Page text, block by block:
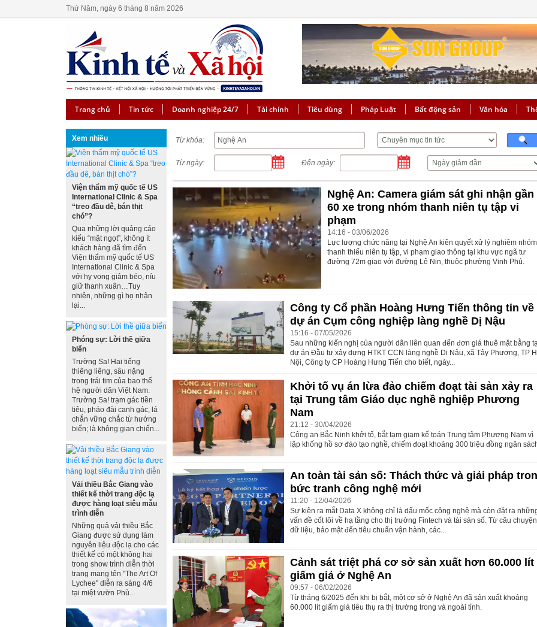
Thứ Năm, ngày 6 tháng 8 năm 2026
Trang chủ Tin tức Doanh nghiệp 24/7 Tài chính Tiêu dùng Pháp Luật Bất động sản Văn hóa
Xem nhiều
Viện thẩm mỹ quốc tế US
International Clinic & Spa
“treo đầu dê, bán thịt
chó”?
Qua những lời quảng cáo
kiểu “mật ngọt”, không ít
khách hàng đã tìm đến
Viện thẩm mỹ quốc tế US
International Clinic & Spa
với hy vọng giảm béo, níu
giữ thanh xuân…Tuy
nhiên, những gì họ nhận
lại...
Phóng sự: Lời thề giữa
biển
Trường Sa! Hai tiếng
thiêng liêng, sâu nặng
trong trái tim của bao thế
hệ người dân Việt Nam.
Trường Sa! trạm gác tiền
tiêu, pháo đài canh gác, lá
chắn vững chắc từ hướng
biển; là không gian chiến...
Vải thiều Bắc Giang vào
thiết kế thời trang độc lạ
được hàng loạt siêu mẫu
trình diễn
Những quả vải thiều Bắc
Giang được sử dụng làm
nguyên liệu độc lạ cho các
thiết kế có một không hai
trong show trình diễn thời
trang mang tên "The Art Of
Lychee" diễn ra sáng 4/6
tại miệt vườn Phù...
Từ khóa:
Từ ngày: Đến ngày:
Nghệ An: Camera giám sát ghi nhận gần
60 xe trong nhóm thanh niên tụ tập vi
phạm
14:16 - 03/06/2026
Lực lượng chức năng tại Nghệ An kiên quyết xử lý nghiêm nhóm
thanh thiếu niên tụ tập, vi phạm giao thông tại khu vực ngã tư
đường 72m giao với đường Lê Nin, thuộc phường Vinh Phú.
Công ty Cổ phần Hoàng Hưng Tiến thông tin về
dự án Cụm công nghiệp làng nghề Dị Nậu
15:16 - 07/05/2026
Sau những kiến nghị của người dân liên quan đến đơn giá thuê mặt bằng
dự án Đầu tư xây dựng HTKT CCN làng nghề Dị Nậu, xã Tây Phương, TP
Nội, Công ty CP Hoàng Hưng Tiến cho biết, ngày...
Khởi tố vụ án lừa đảo chiếm đoạt tài sản xảy ra
tại Trung tâm Giáo dục nghề nghiệp Phương
Nam
21:12 - 30/04/2026
Công an Bắc Ninh khởi tố, bắt tạm giam kế toán Trung tâm Phương Nam vì
lập khống hồ sơ đào tạo nghề, chiếm đoạt khoảng 300 triệu đồng ngân
An toàn tài sản số: Thách thức và giải pháp
bức tranh công nghệ mới
11:20 - 12/04/2026
Sự kiện ra mắt Data X không chỉ là dấu mốc công nghệ mà còn đặt ra
vấn đề cốt lõi về hạ tầng cho thị trường Fintech và tài sản số. Từ câu chuyện
dữ liệu, bảo mật đến tiêu chuẩn vận hành, các...
Cảnh sát triệt phá cơ sở sản xuất hơn 60.000 lít
giấm giả ở Nghệ An
09:57 - 06/02/2026
Từ tháng 6/2025 đến khi bị bắt, một cơ sở ở Nghệ An đã sản xuất khoảng
60.000 lít giấm giả tiêu thụ ra thị trường trong và ngoài tỉnh.